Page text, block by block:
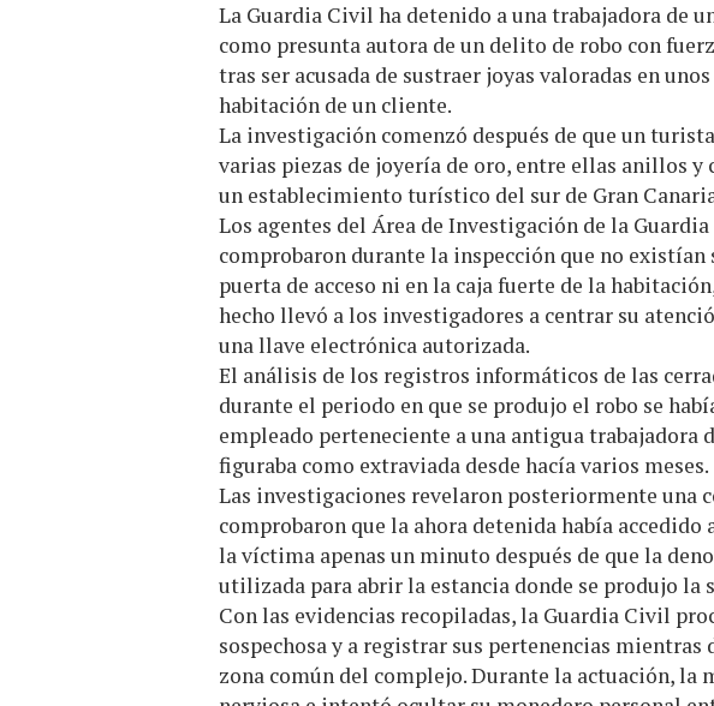
La Guardia Civil ha detenido a una trabajadora de
como presunta autora de un delito de robo con
tras ser acusada de sustraer joyas valoradas en
habitación de un cliente.
La investigación comenzó después de que un
varias piezas de joyería de oro, entre ellas anillos y
un establecimiento turístico del sur de Gran
Los agentes del Área de Investigación de la
comprobaron durante la inspección que no
puerta de acceso ni en la caja fuerte de la
hecho llevó a los investigadores a centrar su
una llave electrónica autorizada.
El análisis de los registros informáticos de las
durante el periodo en que se produjo el robo se
empleado perteneciente a una antigua trabajadora
figuraba como extraviada desde hacía varios meses.
Las investigaciones revelaron posteriormente una
comprobaron que la ahora detenida había accedido
la víctima apenas un minuto después de que la
utilizada para abrir la estancia donde se produjo la
Con las evidencias recopiladas, la Guardia Civil
sospechosa y a registrar sus pertenencias mientras
zona común del complejo. Durante la actuación, la